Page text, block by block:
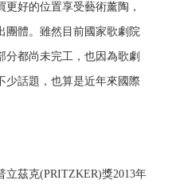
好的位置享受藝術薰陶，
團體。雖然目前國家歌劇院
分都尚未完工，也因為歌劇
少話題，也算是近年來國際
立茲克(PRITZKER)獎2013年